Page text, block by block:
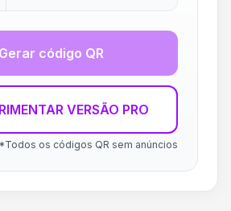
Gerar código QR
VERSÃO PRO
*Todos os códigos QR sem anúncios